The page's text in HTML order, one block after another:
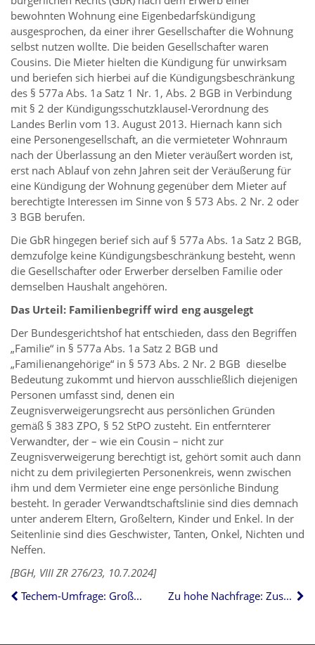
bewohnten Wohnung eine Eigenbedarfskündigung
ausgesprochen, da einer ihrer Gesellschafter die Wohnung
selbst nutzen wollte. Die beiden Gesellschafter waren
Cousins. Die Mieter hielten die Kündigung für unwirksam
und beriefen sich hierbei auf die Kündigungsbeschränkung
des § 577a Abs. 1a Satz 1 Nr. 1, Abs. 2 BGB in Verbindung
mit § 2 der Kündigungsschutzklausel-Verordnung des
Landes Berlin vom 13. August 2013. Hiernach kann sich
eine Personengesellschaft, an die vermieteter Wohnraum
nach der Überlassung an den Mieter veräußert worden ist,
erst nach Ablauf von zehn Jahren seit der Veräußerung für
eine Kündigung der Wohnung gegenüber dem Mieter auf
berechtigte Interessen im Sinne von § 573 Abs. 2 Nr. 2 oder
3 BGB berufen.
Die GbR hingegen berief sich auf § 577a Abs. 1a Satz 2 BGB,
demzufolge keine Kündigungsbeschränkung besteht, wenn
die Gesellschafter oder Erwerber derselben Familie oder
demselben Haushalt angehören.
Das Urteil: Familienbegriff wird eng ausgelegt
Der Bundesgerichtshof hat entschieden, dass den Begriffen
„Familie“ in § 577a Abs. 1a Satz 2 BGB und
„Familienangehörige“ in § 573 Abs. 2 Nr. 2 BGB dieselbe
Bedeutung zukommt und hiervon ausschließlich diejenigen
Personen umfasst sind, denen ein
Zeugnisverweigerungsrecht aus persönlichen Gründen
gemäß § 383 ZPO, § 52 StPO zusteht. Ein entfernterer
Verwandter, der – wie ein Cousin – nicht zur
Zeugnisverweigerung berechtigt ist, gehört somit auch dann
nicht zu dem privilegierten Personenkreis, wenn zwischen
ihm und dem Vermieter eine enge persönliche Bindung
besteht. In gerader Verwandtschaftslinie sind dies demnach
unter anderem Eltern, Großeltern, Kinder und Enkel. In der
Seitenlinie sind dies Geschwister, Tanten, Onkel, Nichten und
Neffen.
[BGH, VIII ZR 276/23, 10.7.2024]
Techem-Umfrage: Großes Interesse an Mieterstrom
Zu hohe Nachfrage: Zuschüsse zur Energieberatung sinken